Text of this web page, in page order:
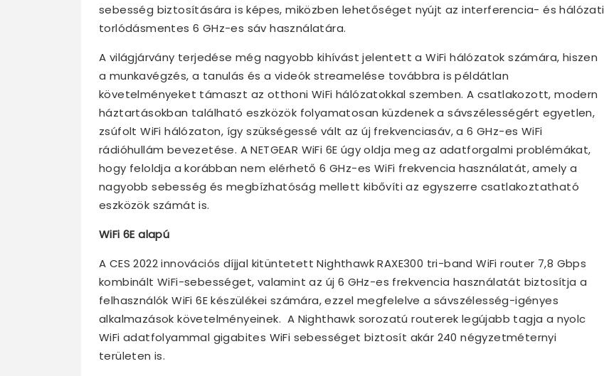
sebesség biztosítására is képes, miközben lehetőséget nyújt az interferencia- és hálózati
torlódásmentes 6 GHz-es sáv használatára.
A világjárvány terjedése még nagyobb kihívást jelentett a WiFi hálózatok számára, hiszen
a munkavégzés, a tanulás és a videók streamelése továbbra is példátlan
követelményeket támaszt az otthoni WiFi hálózatokkal szemben. A csatlakozott, modern
háztartásokban található eszközök folyamatosan küzdenek a sávszélességért egyetlen,
zsúfolt WiFi hálózaton, így szükségessé vált az új frekvenciasáv, a 6 GHz-es WiFi
rádióhullám bevezetése. A NETGEAR WiFi 6E úgy oldja meg az adatforgalmi problémákat,
hogy feloldja a korábban nem elérhető 6 GHz-es WiFi frekvencia használatát, amely a
nagyobb sebesség és megbízhatóság mellett kibővíti az egyszerre csatlakoztatható
eszközök számát is.
WiFi 6E alapú
A CES 2022 innovációs díjjal kitüntetett Nighthawk RAXE300 tri-band WiFi router 7,8 Gbps
kombinált WiFi-sebességet, valamint az új 6 GHz-es frekvencia használatát biztosítja a
felhasználók WiFi 6E készülékei számára, ezzel megfelelve a sávszélesség-igényes
alkalmazások követelményeinek. A Nighthawk sorozatú routerek legújabb tagja a nyolc
WiFi adatfolyammal gigabites WiFi sebességet biztosít akár 240 négyzetméternyi
területen is.